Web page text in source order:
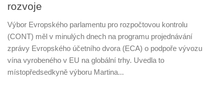
rozvoje
Výbor Evropského parlamentu pro rozpočtovou kontrolu
(CONT) měl v minulých dnech na programu projednávání
zprávy Evropského účetního dvora (ECA) o podpoře vývozu
vína vyrobeného v EU na globální trhy. Uvedla to
místopředsedkyně výboru Martina...